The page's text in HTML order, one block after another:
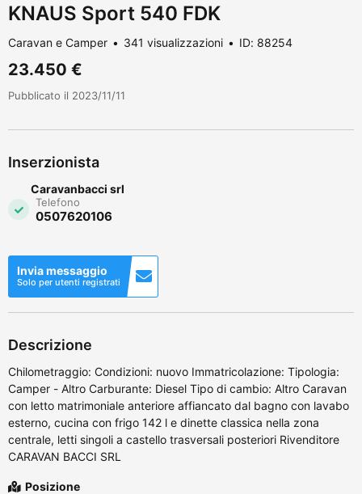
KNAUS Sport 540 FDK
Caravan e Camper 341 visualizzazioni ID: 88254
23.450 €
Pubblicato il 2023/11/11
Inserzionista
Caravanbacci srl
Telefono
0507620106
Invia messaggio
Solo per utenti registrati
Descrizione
Chilometraggio: Condizioni: nuovo Immatricolazione: Tipologia:
Camper - Altro Carburante: Diesel Tipo di cambio: Altro Caravan
con letto matrimoniale anteriore affiancato dal bagno con lavabo
esterno, cucina con frigo 142 l e dinette classica nella zona
centrale, letti singoli a castello trasversali posteriori Rivenditore
CARAVAN BACCI SRL
Posizione